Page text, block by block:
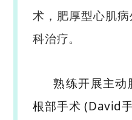
术，肥厚型心肌
科治疗。
熟练开展主动
根部手术 (David